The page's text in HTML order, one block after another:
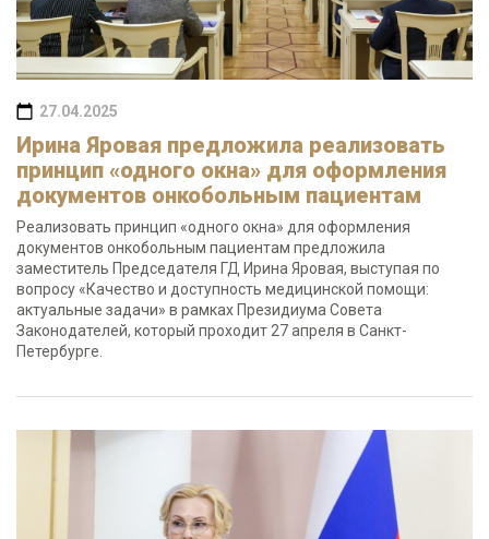
27.04.2025
Ирина Яровая предложила реализовать
принцип «одного окна» для оформления
документов онкобольным пациентам
Реализовать принцип «одного окна» для оформления
документов онкобольным пациентам предложила
заместитель Председателя ГД Ирина Яровая, выступая по
вопросу «Качество и доступность медицинской помощи:
актуальные задачи» в рамках Президиума Совета
Законодателей, который проходит 27 апреля в Санкт-
Петербурге.